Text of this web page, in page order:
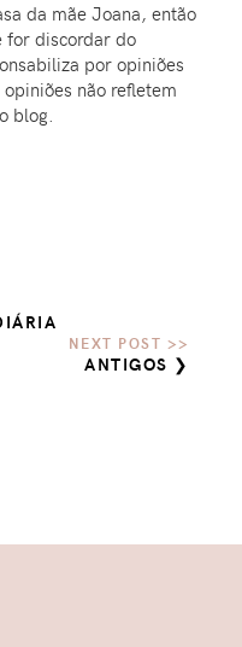
da mãe Joana, então
for discordar do
por opiniões
não refletem
blog.
ANTIGOS ❯